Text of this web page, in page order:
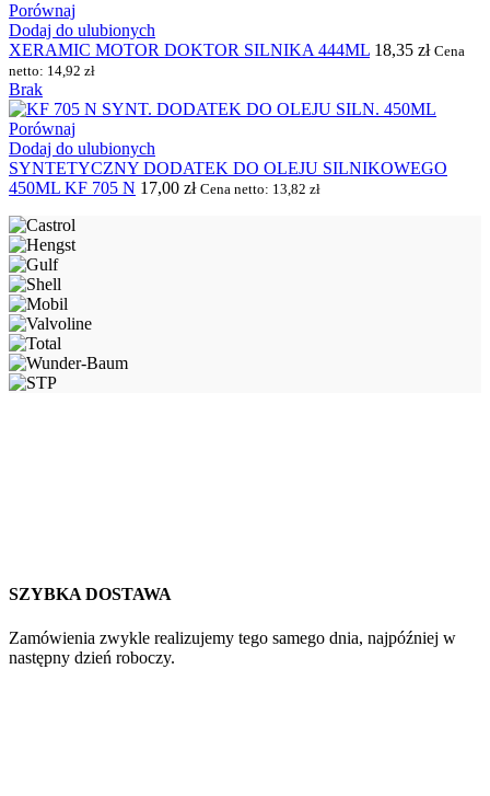
Porównaj
Dodaj do ulubionych
XERAMIC MOTOR DOKTOR SILNIKA 444ML 18,35 zł Cena
netto: 14,92 zł
Brak
Porównaj
Dodaj do ulubionych
SYNTETYCZNY DODATEK DO OLEJU SILNIKOWEGO
450ML KF 705 N 17,00 zł Cena netto: 13,82 zł
SZYBKA DOSTAWA
Zamówienia zwykle realizujemy tego samego dnia, najpóźniej w
następny dzień roboczy.